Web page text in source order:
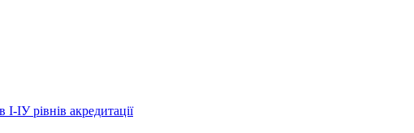
ІУ рівнів акредитації